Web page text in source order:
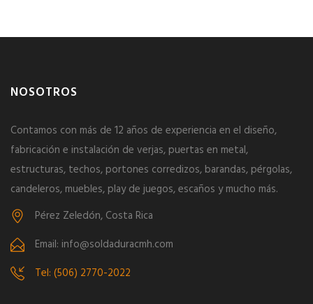
NOSOTROS
Contamos con más de 12 años de experiencia en el diseño,
fabricación e instalación de verjas, puertas en metal,
estructuras, techos, portones corredizos, barandas, pérgolas,
candeleros, muebles, play de juegos, escaños y mucho más.
Pérez Zeledón, Costa Rica
Email: info@soldaduracmh.com
Tel: (506) 2770-2022